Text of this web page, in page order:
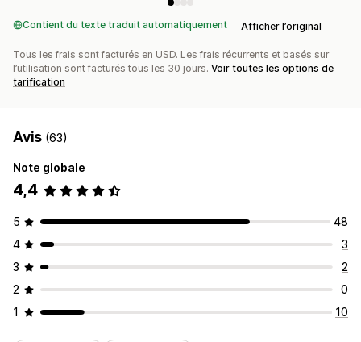
Contient du texte traduit automatiquement Afficher l’original
Tous les frais sont facturés en USD. Les frais récurrents et basés sur
l’utilisation sont facturés tous les 30 jours. Voir toutes les options de
tarification
Avis (63)
Note globale
4,4
5
48
4
3
3
2
2
0
1
10